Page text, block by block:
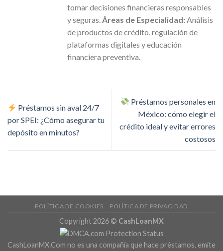
tomar decisiones financieras responsables
y seguras. Áreas de Especialidad: Análisis
de productos de crédito, regulación de
plataformas digitales y educación
financiera preventiva.
Préstamos sin aval 24/7
por SPEI: ¿Cómo asegurar tu
depósito en minutos?
Préstamos personales en
México: cómo elegir el
crédito ideal y evitar errores
costosos
POLÍTICA DE COOKIES POLÍTICA DE PRIVACIDAD
Copyright 2026 © CashLoanMX
CashLoanMX.Com no es una compañía que hace préstamos, emite